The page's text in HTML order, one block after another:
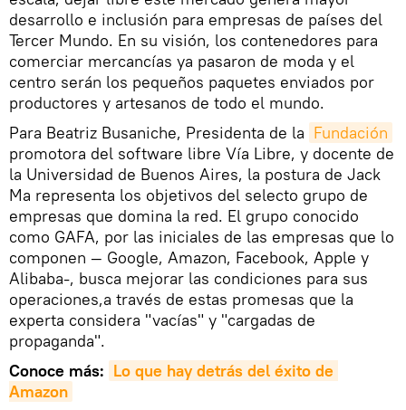
desarrollo e inclusión para empresas de países del
Tercer Mundo. En su visión, los contenedores para
comerciar mercancías ya pasaron de moda y el
centro serán los pequeños paquetes enviados por
productores y artesanos de todo el mundo.
Para Beatriz Busaniche, Presidenta de la Fundación
promotora del software libre Vía Libre, y docente de
la Universidad de Buenos Aires, la postura de Jack
Ma representa los objetivos del selecto grupo de
empresas que domina la red. El grupo conocido
como GAFA, por las iniciales de las empresas que lo
componen — Google, Amazon, Facebook, Apple y
Alibaba-, busca mejorar las condiciones para sus
operaciones,a través de estas promesas que la
experta considera "vacías" y "cargadas de
propaganda".
Conoce más: Lo que hay detrás del éxito de
Amazon